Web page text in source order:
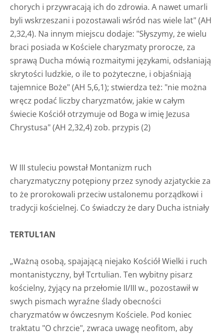
chorych i przywracają ich do zdrowia. A nawet umarli
byli wskrzeszani i pozostawali wśród nas wiele lat" (AH
2,32,4). Na innym miejscu dodaje: "Słyszymy, że wielu
braci posiada w Kościele charyzmaty prorocze, za
sprawą Ducha mówią rozmaitymi językami, odsłaniają
skrytości ludzkie, o ile to pożyteczne, i objaśniają
tajemnice Boże" (AH 5,6,1); stwierdza też: "nie można
wręcz podać liczby charyzmatów, jakie w całym
świecie Kościół otrzymuje od Boga w imię Jezusa
Chrystusa" (AH 2,32,4) zob. przypis (2)
W III stuleciu powstał Montanizm ruch
charyzmatyczny potępiony przez synody azjatyckie za
to że prorokowali przeciw ustalonemu porządkowi i
tradycji kościelnej. Co świadczy że dary Ducha istniały
TERTUL1AN
„Ważną osobą, spajającą niejako Kościół Wielki i ruch
montanistyczny, był Tcrtulian. Ten wybitny pisarz
kościelny, żyjący na przełomie II/III w., pozostawił w
swych pismach wyraźne ślady obecności
charyzmatów w ówczesnym Kościele. Pod koniec
traktatu "O chrzcie", zwraca uwagę neofitom, aby